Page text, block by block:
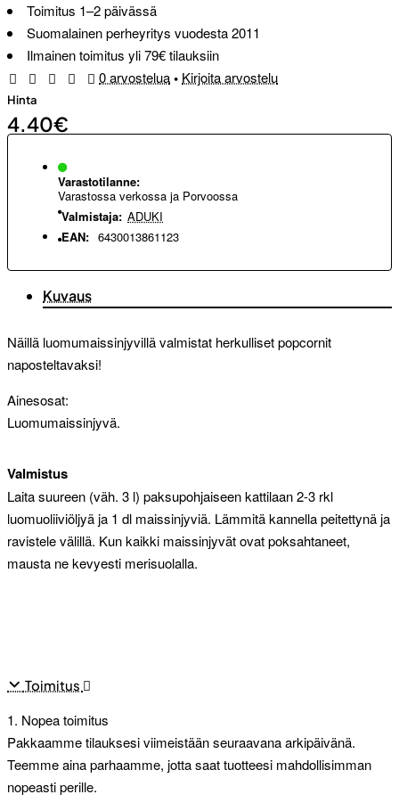
Toimitus 1–2 päivässä
Suomalainen perheyritys vuodesta 2011
Ilmainen toimitus yli 79€ tilauksiin
0 arvostelua• Kirjoita arvostelu
Hinta
4.40€
Varastotilanne:
Varastossa verkossa ja Porvoossa
Valmistaja: ADUKI
EAN: 6430013861123
Kuvaus
Näillä luomumaissinjyvillä valmistat herkulliset popcornit
naposteltavaksi!
Ainesosat:
Luomumaissinjyvä.
Valmistus
Laita suureen (väh. 3 l) paksupohjaiseen kattilaan 2-3 rkl
luomuoliiviöljyä ja 1 dl maissinjyviä. Lämmitä kannella peitettynä ja
ravistele välillä. Kun kaikki maissinjyvät ovat poksahtaneet,
mausta ne kevyesti merisuolalla.
Toimitus
1. Nopea toimitus
Pakkaamme tilauksesi viimeistään seuraavana arkipäivänä.
Teemme aina parhaamme, jotta saat tuotteesi mahdollisimman
nopeasti perille.